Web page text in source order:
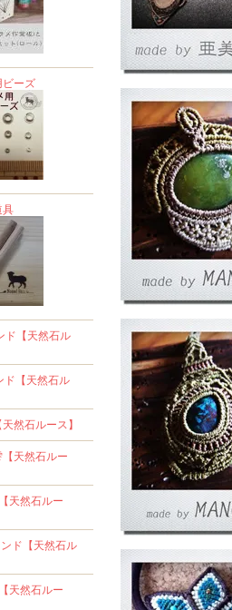
ビーズ
具
ド【天然石ル
ド【天然石ル
然石ルース】
天然石ルー
天然石ルー
ド【天然石ル
天然石ルー